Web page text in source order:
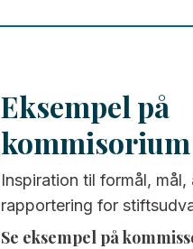
Eksempel på
kommisorium
Inspiration til formål, mål,
rapportering for
Se eksempel på